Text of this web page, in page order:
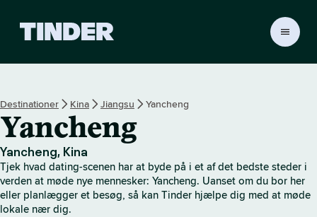
r
s
a
r
t
Destinationer Kina Jiangsu Yancheng
Yancheng
Yancheng, Kina
Tjek hvad dating-scenen har at byde på i et af det bedste steder i
verden at møde nye mennesker: Yancheng. Uanset om du bor her
eller planlægger et besøg, så kan Tinder hjælpe dig med at møde
lokale nær dig.